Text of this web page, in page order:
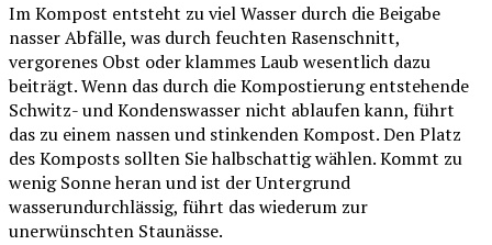
Im Kompost entsteht zu viel Wasser durch die Beigabe
nasser Abfälle, was durch feuchten Rasenschnitt,
vergorenes Obst oder klammes Laub wesentlich dazu
beiträgt. Wenn das durch die Kompostierung entstehende
Schwitz- und Kondenswasser nicht ablaufen kann, führt
das zu einem nassen und stinkenden Kompost. Den Platz
des Komposts sollten Sie halbschattig wählen. Kommt zu
wenig Sonne heran und ist der Untergrund
wasserundurchlässig, führt das wiederum zur
unerwünschten Staunässe.